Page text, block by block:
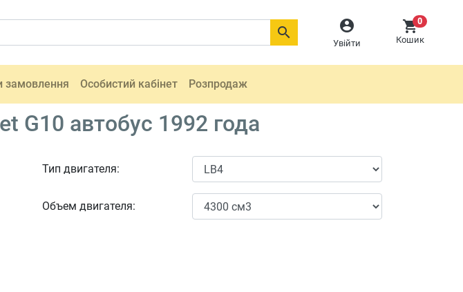

Увійти
0
Кошик

замовлення Особистий кабінет Розпродаж
G10 автобус 1992 года
Тип двигателя:
Объем двигателя: